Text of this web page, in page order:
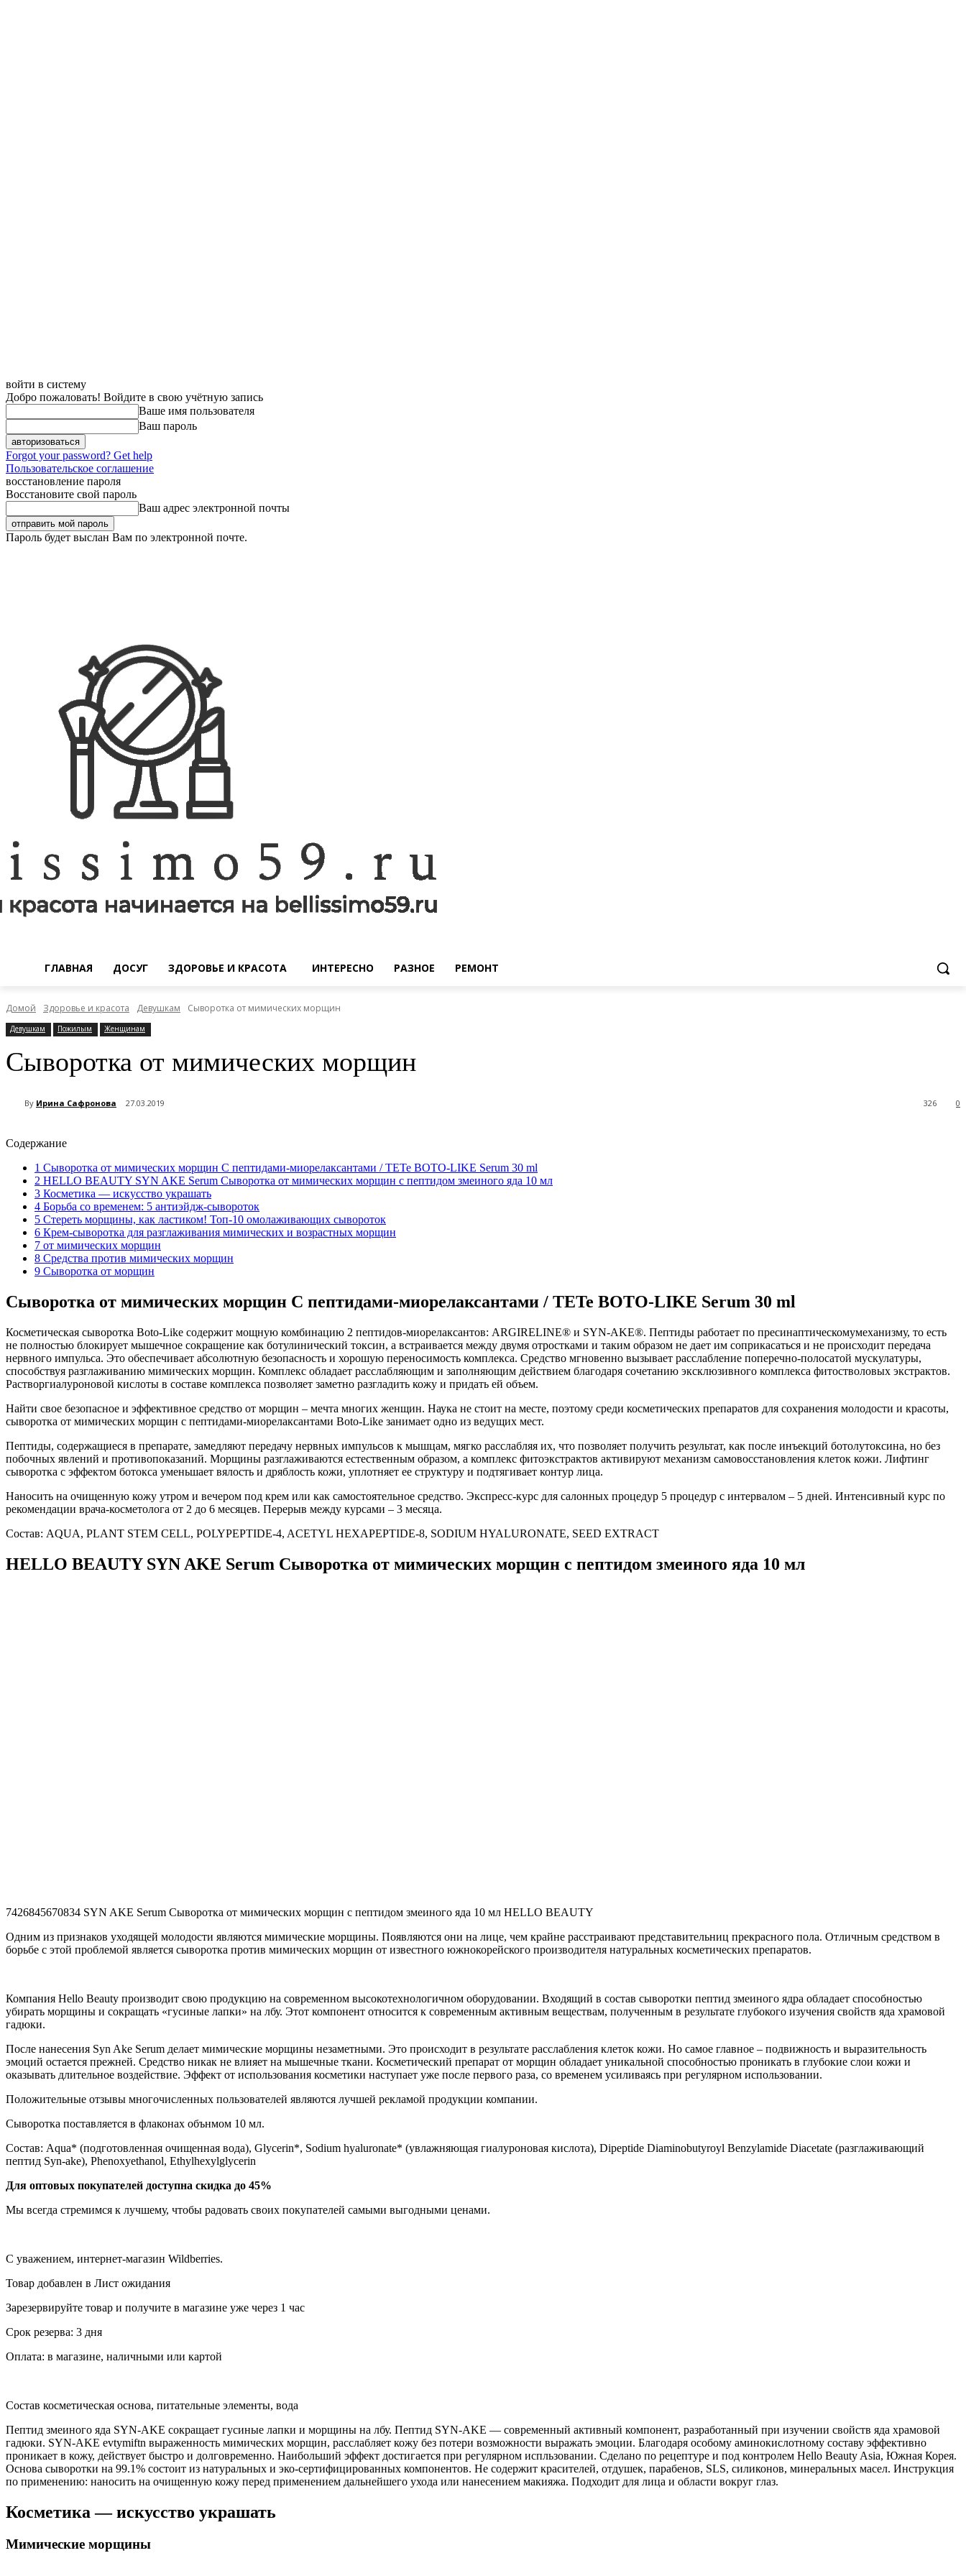
войти в систему
Добро пожаловать! Войдите в свою учётную запись
Ваше имя пользователя
Ваш пароль
Forgot your password? Get help
Пользовательское соглашение
восстановление пароля
Восстановите свой пароль
Ваш адрес электронной почты
Пароль будет выслан Вам по электронной почте.
ГЛАВНАЯ ДОСУГ ЗДОРОВЬЕ И КРАСОТА ИНТЕРЕСНО РАЗНОЕ РЕМОНТ
Домой Здоровье и красота Девушкам Сыворотка от мимических морщин
Девушкам Пожилым Женщинам
Сыворотка от мимических морщин
By Ирина Сафронова 27.03.2019 0
326
Содержание
1 Сыворотка от мимических морщин С пептидами-миорелаксантами / TETe BOTO-LIKE Serum 30 ml
2 HELLO BEAUTY SYN AKE Serum Сыворотка от мимических морщин с пептидом змеиного яда 10 мл
3 Косметика — искусство украшать
4 Борьба со временем: 5 антиэйдж-сывороток
5 Стереть морщины, как ластиком! Топ-10 омолаживающих сывороток
6 Крем-сыворотка для разглаживания мимических и возрастных морщин
7 от мимических морщин
8 Средства против мимических морщин
9 Сыворотка от морщин
Сыворотка от мимических морщин С пептидами-миорелаксантами / TETe BOTO-LIKE Serum 30 ml
Косметическая сыворотка Boto-Like содержит мощную комбинацию 2 пептидов-миорелаксантов: ARGIRELINE® и SYN-AKE®. Пептиды работает по пресинаптическомумеханизму, то есть
не полностью блокирует мышечное сокращение как ботулинический токсин, а встраивается между двумя отростками и таким образом не дает им соприкасаться и не происходит передача
нервного импульса. Это обеспечивает абсолютную безопасность и хорошую переносимость комплекса. Средство мгновенно вызывает расслабление поперечно-полосатой мускулатуры,
способствуя разглаживанию мимических морщин. Комплекс обладает расслабляющим и заполняющим действием благодаря сочетанию эксклюзивного комплекса фитостволовых экстрактов.
Растворгиалуроновой кислоты в составе комплекса позволяет заметно разгладить кожу и придать ей объем.
Найти свое безопасное и эффективное средство от морщин – мечта многих женщин. Наука не стоит на месте, поэтому среди косметических препаратов для сохранения молодости и красоты,
сыворотка от мимических морщин с пептидами-миорелаксантами Boto-Like занимает одно из ведущих мест.
Пептиды, содержащиеся в препарате, замедляют передачу нервных импульсов к мышцам, мягко расслабляя их, что позволяет получить результат, как после инъекций ботолутоксина, но без
побочных явлений и противопоказаний. Морщины разглаживаются естественным образом, а комплекс фитоэкстрактов активируют механизм самовосстановления клеток кожи. Лифтинг
сыворотка с эффектом ботокса уменьшает вялость и дряблость кожи, уплотняет ее структуру и подтягивает контур лица.
Наносить на очищенную кожу утром и вечером под крем или как самостоятельное средство. Экспресс-курс для салонных процедур 5 процедур с интервалом – 5 дней. Интенсивный курс по
рекомендации врача-косметолога от 2 до 6 месяцев. Перерыв между курсами – 3 месяца.
Состав: AQUA, PLANT STEM CELL, POLYPEPTIDE-4, ACETYL HEXAPEPTIDE-8, SODIUM HYALURONATE, SEED EXTRACT
HELLO BEAUTY SYN AKE Serum Сыворотка от мимических морщин с пептидом змеиного яда 10 мл
7426845670834 SYN AKE Serum Сыворотка от мимических морщин с пептидом змеиного яда 10 мл HELLO BEAUTY
Одним из признаков уходящей молодости являются мимические морщины. Появляются они на лице, чем крайне расстраивают представительниц прекрасного пола. Отличным средством в
борьбе с этой проблемой является сыворотка против мимических морщин от известного южнокорейского производителя натуральных косметических препаратов.
Компания Hello Beauty производит свою продукцию на современном высокотехнологичном оборудовании. Входящий в состав сыворотки пептид змеиного ядра обладает способностью
убирать морщины и сокращать «гусиные лапки» на лбу. Этот компонент относится к современным активным веществам, полученным в результате глубокого изучения свойств яда храмовой
гадюки.
После нанесения Syn Ake Serum делает мимические морщины незаметными. Это происходит в результате расслабления клеток кожи. Но самое главное – подвижность и выразительность
эмоций остается прежней. Средство никак не влияет на мышечные ткани. Косметический препарат от морщин обладает уникальной способностью проникать в глубокие слои кожи и
оказывать длительное воздействие. Эффект от использования косметики наступает уже после первого раза, со временем усиливаясь при регулярном использовании.
Положительные отзывы многочисленных пользователей являются лучшей рекламой продукции компании.
Сыворотка поставляется в флаконах обънмом 10 мл.
Состав: Aqua* (подготовленная очищенная вода), Glycerin*, Sodium hyaluronate* (увлажняющая гиалуроновая кислота), Dipeptide Diaminobutyroyl Benzylamide Diacetate (разглаживающий
пептид Syn-ake), Phenoxyethanol, Ethylhexylglycerin
Для оптовых покупателей доступна скидка до 45%
Мы всегда стремимся к лучшему, чтобы радовать своих покупателей самыми выгодными ценами.
С уважением, интернет-магазин Wildberries.
Товар добавлен в Лист ожидания
Зарезервируйте товар и получите в магазине уже через 1 час
Срок резерва: 3 дня
Оплата: в магазине, наличными или картой
Состав косметическая основа, питательные элементы, вода
Пептид змеиного яда SYN-AKE сокращает гусиные лапки и морщины на лбу. Пептид SYN-AKE — современный активный компонент, разработанный при изучении свойств яда храмовой
гадюки. SYN-AKE evtymiftn выраженность мимических морщин, расслабляет кожу без потери возможности выражать эмоции. Благодаря особому аминокислотному составу эффективно
проникает в кожу, действует быстро и долговременно. Наибольший эффект достигается при регулярном испльзовании. Сделано по рецептуре и под контролем Hello Beauty Asia, Южная Корея.
Основа сыворотки на 99.1% состоит из натуральных и эко-сертифицированных компонентов. Не содержит красителей, отдушек, парабенов, SLS, силиконов, минеральных масел. Инструкция
по применению: наносить на очищенную кожу перед применением дальнейшего ухода или нанесением макияжа. Подходит для лица и области вокруг глаз.
Косметика — искусство украшать
Мимические морщины